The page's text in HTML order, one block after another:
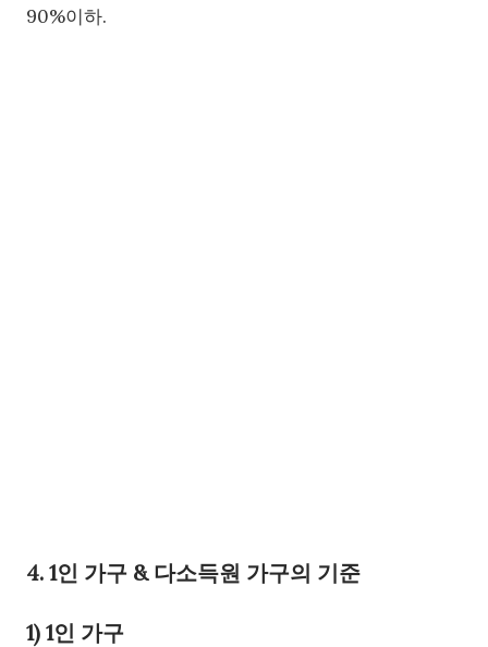
90%이하.
4. 1인 가구 & 다소득원 가구의 기준
1) 1인 가구